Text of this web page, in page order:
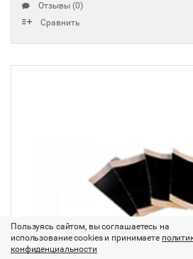
Отзывы (0)
Сравнить
Пользуясь сайтом, вы соглашаетесь на
использование cookies и принимаете
конфиденциальности